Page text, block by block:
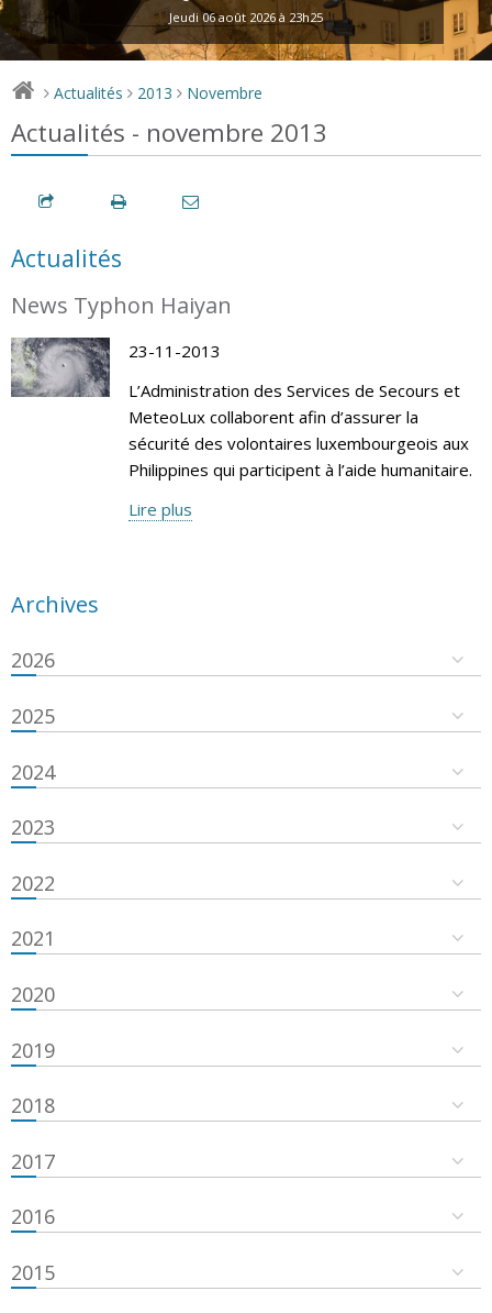
Jeudi 06 août 2026 à 23h25
> Actualités > 2013 > Novembre
Actualités - novembre 2013
Actualités
News Typhon Haiyan
23-11-2013
L’Administration des Services de Secours et
MeteoLux collaborent afin d’assurer la
sécurité des volontaires luxembourgeois aux
Philippines qui participent à l’aide humanitaire.
Lire plus
Archives
2026
2025
2024
2023
2022
2021
2020
2019
2018
2017
2016
2015